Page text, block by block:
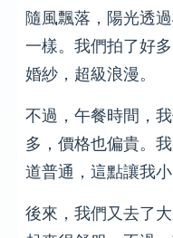
隨風飄落，陽光透
一樣。我們拍了好
婚紗，超級浪漫。
不過，午餐時間，
多，價格也偏貴。
道普通，這點讓我小
後來，我們又去了